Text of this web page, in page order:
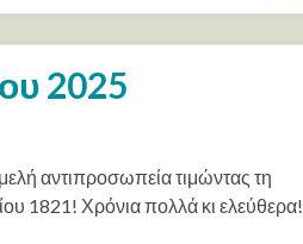
2025
αντιπροσωπεία τιμώντας τη
1821! Χρόνια πολλά κι ελεύθερα!